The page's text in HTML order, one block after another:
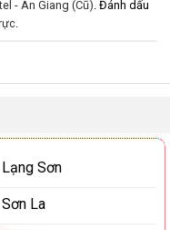
- An Giang (Cũ). Đánh dấu
.
Lạng Sơn
Sơn La